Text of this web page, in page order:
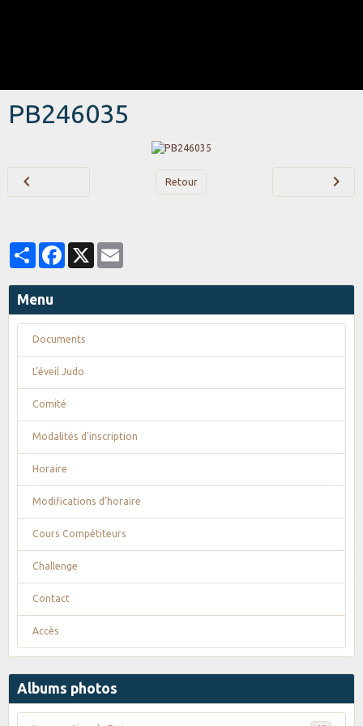
PB246035
Retour
PartagerFacebook
X
Menu
Documents
L'éveil Judo
Comité
Modalités d'inscription
Horaire
Modifications d'horaire
Cours Compétiteurs
Challenge
Contact
Accès
Albums photos